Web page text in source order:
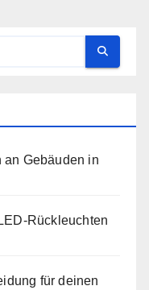
an Gebäuden in
Rückleuchten
für deinen